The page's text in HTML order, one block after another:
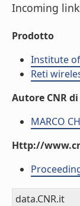
Incoming
Prodotto
Institute
Reti
Autore CNR di
MARCO
Http://
data.CNR.it